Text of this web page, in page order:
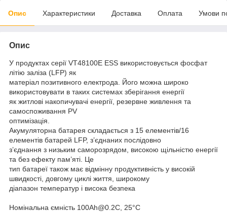
Опис Характеристики Доставка Оплата Умови
Опис
У продуктах серії VT48100E ESS використовується фосфат
літію заліза (LFP) як
матеріал позитивного електрода. Його можна широко
використовувати в таких системах зберігання енергії
як житлові накопичувачі енергії, резервне живлення та
самоспоживання PV
оптимізація.
Акумуляторна батарея складається з 15 елементів/16
елементів батарей LFP, з’єднаних послідовно
з’єднання з низьким саморозрядом, високою щільністю енергії
та без ефекту пам’яті. Це
тип батареї також має відмінну продуктивність у високій
швидкості, довгому циклі життя, широкому
діапазон температур і висока безпека
Номінальна ємність 100Ah@0.2C, 25°C